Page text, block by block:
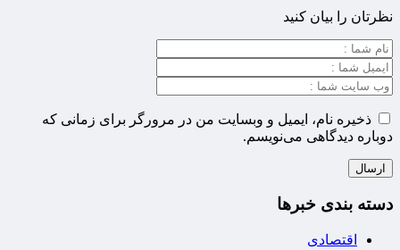
نظرتان را بیان کنید
ذخیره نام، ایمیل و وبسایت من در مرورگر برای زمانی که
دوباره دیدگاهی می‌نویسم.
دسته بندی خبرها
اقتصادی